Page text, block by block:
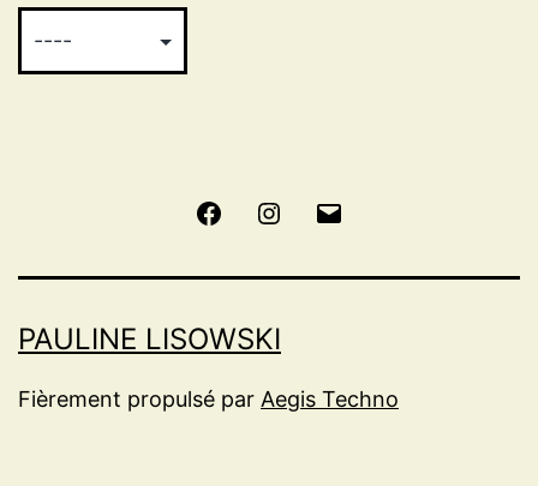
FacebookInstagram
PAULINE LISOWSKI
Fièrement propulsé par Aegis Techno